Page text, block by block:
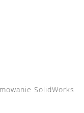
SolidWorks